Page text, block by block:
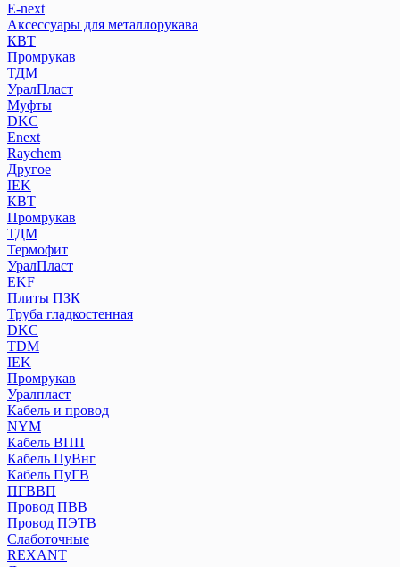
E-next
Аксессуары для металлорукава
КВТ
Промрукав
ТДМ
УралПласт
Муфты
DKC
Enext
Raychem
Другое
IEK
КВТ
Промрукав
ТДМ
Термофит
УралПласт
EKF
Плиты ПЗК
Труба гладкостенная
DKC
TDM
IEK
Промрукав
Уралпласт
Кабель и провод
NYM
Кабель ВПП
Кабель ПуВнг
Кабель ПуГВ
ПГВВП
Провод ПВВ
Провод ПЭТВ
Слаботочные
REXANT